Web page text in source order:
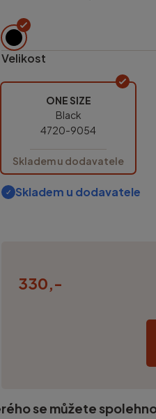
Velikost
ONE SIZE
Black
4720-9054
Skladem u dodavatele
Skladem u dodavatele
330,-
se můžete